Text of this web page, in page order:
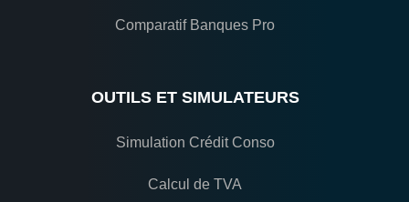
Comparatif Banques Pro
OUTILS ET SIMULATEURS
Simulation Crédit Conso
Calcul de TVA